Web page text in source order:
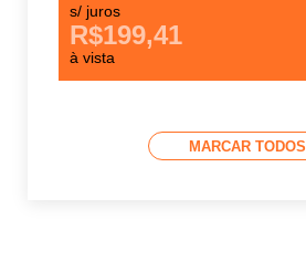
s/ juros
R$199,41
à vista
MARCAR TODOS